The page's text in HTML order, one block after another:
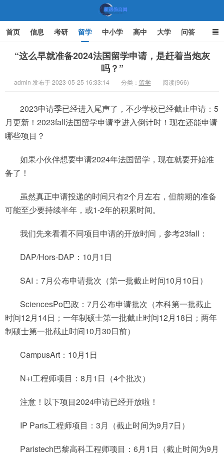
机遇教育网
首页 信息 考研 留学 中小学 高中 大学 问答
文化 家庭教育
“这么早就准备2024法国留学申请，是赶着当炮灰
吗？”
admin 发布于 2023-05-25 16:33:14 分类： 留学 阅读(966)
2023申请季已经进入尾声了，不少学校已经截止申请：5
月更新！2023fall法国留学申请季进入倒计时！现在还能申请
哪些项目？
如果小伙伴想要申请2024年法国留学，现在就要开始准
备了！
虽然真正申请投递的时间只有2个月左右，但前期的准备
可能至少要持续半年，或1-2年的积累时间。
我们先来看看不同项目申请的开放时间，参考23fall：
DAP/Hors-DAP：10月1日
SAI：7月公布申请批次（第一批截止时间10月10日）
SciencesPo巴政：7月公布申请批次（本科第一批截止
时间12月14日；一年制硕士第一批截止时间12月18日；两年
制硕士第一批截止时间10月30日前）
CampusArt：10月1日
N+i工程师项目：8月1日（4个批次）
注意！以下项目2024申请已经开放啦！
IP Paris工程师项目：3月（截止时间为9月7日）
Paristech巴黎高科工程师项目：6月1日（截止时间为9月